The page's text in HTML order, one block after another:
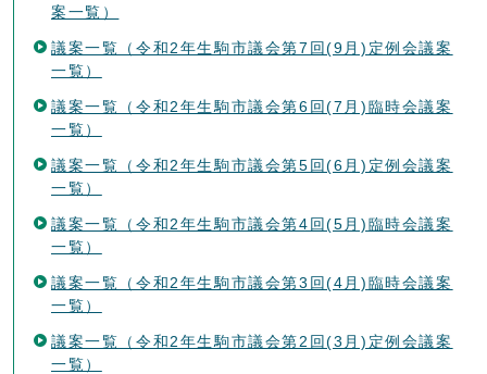
案一覧）
議案一覧（令和2年生駒市議会第7回(9月)定例会議案
一覧）
議案一覧（令和2年生駒市議会第6回(7月)臨時会議案
一覧）
議案一覧（令和2年生駒市議会第5回(6月)定例会議案
一覧）
議案一覧（令和2年生駒市議会第4回(5月)臨時会議案
一覧）
議案一覧（令和2年生駒市議会第3回(4月)臨時会議案
一覧）
議案一覧（令和2年生駒市議会第2回(3月)定例会議案
一覧）